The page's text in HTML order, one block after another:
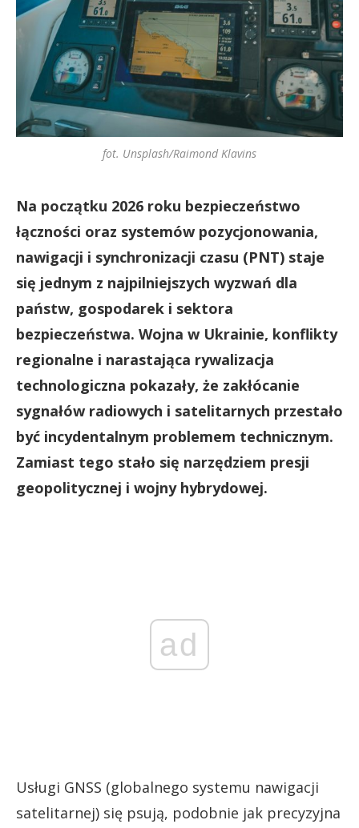
fot. Unsplash/Raimond Klavins
Na początku 2026 roku bezpieczeństwo
łączności oraz systemów pozycjonowania,
nawigacji i synchronizacji czasu (PNT) staje
się jednym z najpilniejszych wyzwań dla
państw, gospodarek i sektora
bezpieczeństwa. Wojna w Ukrainie, konflikty
regionalne i narastająca rywalizacja
technologiczna pokazały, że zakłócanie
sygnałów radiowych i satelitarnych przestało
być incydentalnym problemem technicznym.
Zamiast tego stało się narzędziem presji
geopolitycznej i wojny hybrydowej.
ad
Usługi GNSS (globalnego systemu nawigacji
satelitarnej) się psują, podobnie jak precyzyjna